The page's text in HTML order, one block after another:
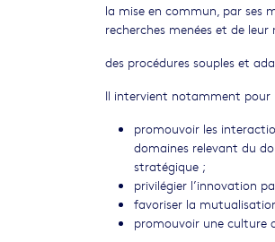
la mise en commun, par ses
recherches menées et de
des procédures souples et
Il intervient notamment pour
promouvoir les
domaines relevant du
stratégique ;
privilégier l’innovation
favoriser la
promouvoir une culture